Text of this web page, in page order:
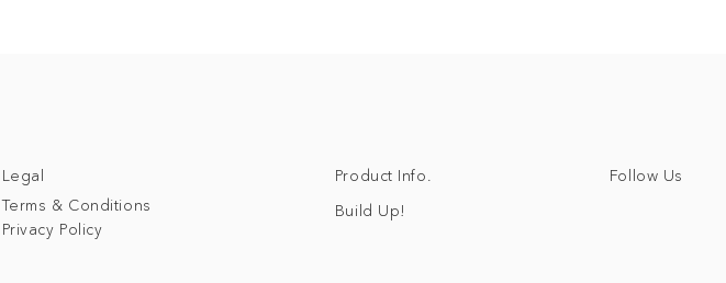
Legal
Terms & Conditions
Privacy Policy
Product Info.
Build Up!
Follow Us